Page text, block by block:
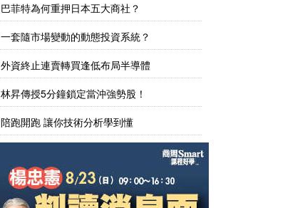
巴菲特為何重押日本五大商社？
一套隨市場變動的動態投資系統？
外資終止連賣轉買逢低布局半導體
林昇傳授5分鐘鎖定當沖強勢股！
陪跑開跑 讓你技術分析學到懂